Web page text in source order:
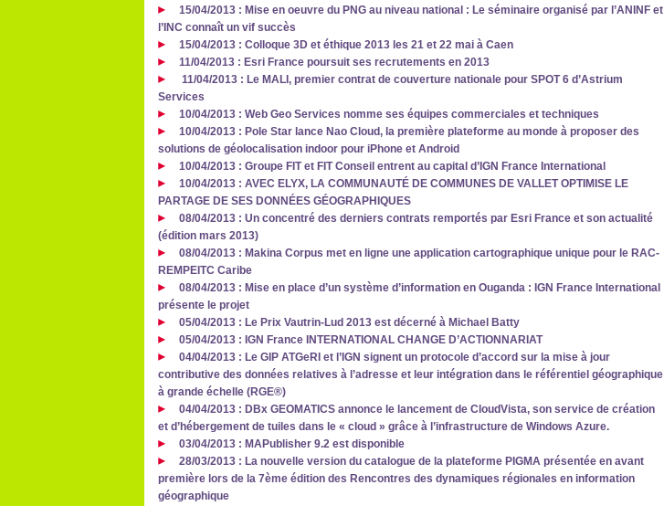
15/04/2013 : Mise en oeuvre du PNG au niveau national : Le séminaire organisé par l’ANINF et
l’INC connaît un vif succès
15/04/2013 : Colloque 3D et éthique 2013 les 21 et 22 mai à Caen
11/04/2013 : Esri France poursuit ses recrutements en 2013
11/04/2013 : Le MALI, premier contrat de couverture nationale pour SPOT 6 d’Astrium
Services
10/04/2013 : Web Geo Services nomme ses équipes commerciales et techniques
10/04/2013 : Pole Star lance Nao Cloud, la première plateforme au monde à proposer des
solutions de géolocalisation indoor pour iPhone et Android
10/04/2013 : Groupe FIT et FIT Conseil entrent au capital d’IGN France International
10/04/2013 : AVEC ELYX, LA COMMUNAUTÉ DE COMMUNES DE VALLET OPTIMISE LE
PARTAGE DE SES DONNÉES GÉOGRAPHIQUES
08/04/2013 : Un concentré des derniers contrats remportés par Esri France et son actualité
(édition mars 2013)
08/04/2013 : Makina Corpus met en ligne une application cartographique unique pour le RAC-
REMPEITC Caribe
08/04/2013 : Mise en place d’un système d’information en Ouganda : IGN France International
présente le projet
05/04/2013 : Le Prix Vautrin-Lud 2013 est décerné à Michael Batty
05/04/2013 : IGN France INTERNATIONAL CHANGE D’ACTIONNARIAT
04/04/2013 : Le GIP ATGeRI et l’IGN signent un protocole d’accord sur la mise à jour
contributive des données relatives à l’adresse et leur intégration dans le référentiel géographique
à grande échelle (RGE®)
04/04/2013 : DBx GEOMATICS annonce le lancement de CloudVista, son service de création
et d’hébergement de tuiles dans le « cloud » grâce à l’infrastructure de Windows Azure.
03/04/2013 : MAPublisher 9.2 est disponible
28/03/2013 : La nouvelle version du catalogue de la plateforme PIGMA présentée en avant
première lors de la 7ème édition des Rencontres des dynamiques régionales en information
géographique